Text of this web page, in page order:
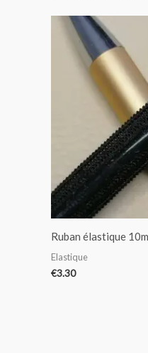
Ruban élastique
Elastique
€3.30